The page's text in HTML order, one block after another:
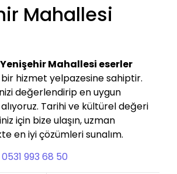
Mahallesi
Yenişehir Mahallesi eserler
bir hizmet yelpazesine sahiptir.
değerlendirip en uygun
Tarihi ve kültürel değeri
için bize ulaşın, uzman
en iyi çözümleri sunalım.
0531 993 68 50